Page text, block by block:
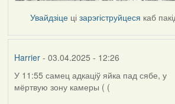
Увайдзіце цізарэгіструйцеся каб
Harrier- 03.04.2025 - 12:26
У 11:55 самец адкаціў яйка пад сябе, у
мёртвую зону камеры ( (